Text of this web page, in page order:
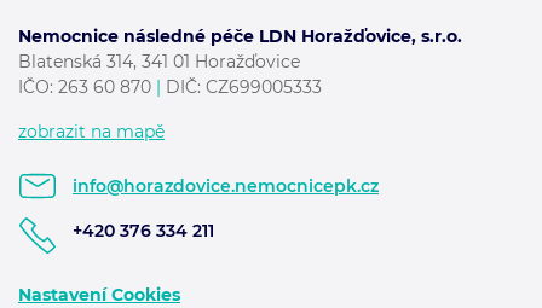
Nemocnice následné péče LDN Horažďovice, s.r.o.
Blatenská 314, 341 01 Horažďovice
IČO: 263 60 870 DIČ: CZ699005333
zobrazit na mapě
info@horazdovice.nemocnicepk.cz
+420 376 334 211
Nastavení Cookies